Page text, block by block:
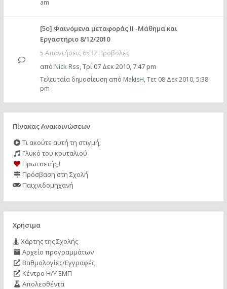
am
[5ο] Φαινόμενα μεταφοράς ΙΙ -Μάθημα και
Εργαστήριο 8/12/2010
5 Απαντήσεις 6537 Προβολές
από Nick Rss,Τρί 07 Δεκ 2010, 7:47 pm
Τελευταία δημοσίευση από MakisH, Τετ 08 Δεκ 2010, 5:38
pm
Πίνακας Ανακοινώσεων
Τι ακούτε αυτή τη στιγμή;
Γλυκό του κουταλιού
Πρωτοετής;!
Πρόσβαση στη Σχολή
Παιχνιδομηχανή
Χρήσιμα
Χάρτης της Σχολής
Αρχείο προγραμμάτων
Βαθμολογίες/Εγγραφές
Κέντρο Η/Υ ΕΜΠ
Απολεσθέντα